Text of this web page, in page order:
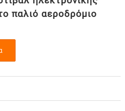
παλιό αεροδρόμιο